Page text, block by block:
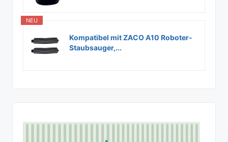
NEU
Kompatibel mit ZACO A10 Roboter-
Staubsauger,...